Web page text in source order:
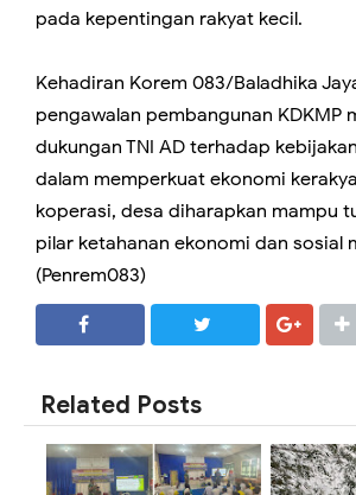
pada kepentingan rakyat kecil.
Kehadiran Korem 083/Baladhika
pengawalan pembangunan KDKMP
dukungan TNI AD terhadap
dalam memperkuat ekonomi
koperasi, desa diharapkan mampu
pilar ketahanan ekonomi dan sosial
(Penrem083)
Related Posts